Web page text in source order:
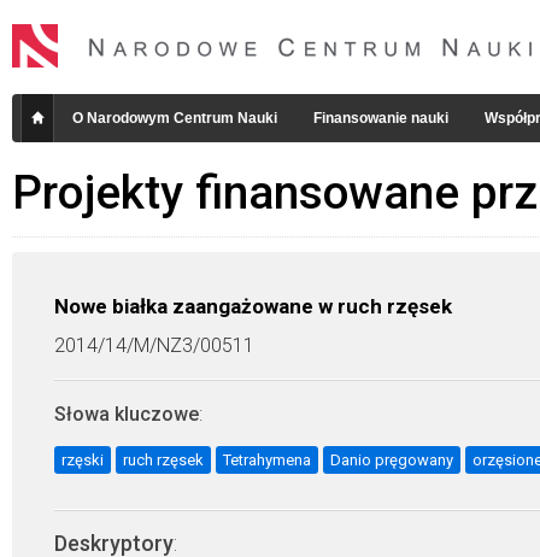
O Narodowym Centrum Nauki Finansowanie nauki
Projekty finansowane
Nowe białka zaangażowane w ruch rzęsek
2014/14/M/NZ3/00511
Słowa kluczowe:
rzęski ruch rzęsek Tetrahymena Danio pręgowany
Deskryptory: